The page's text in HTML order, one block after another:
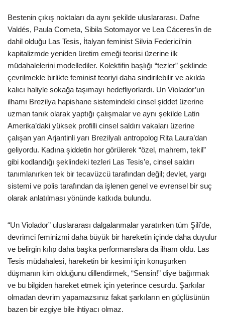
Bestenin çıkış noktaları da aynı şekilde uluslararası. Dafne
Valdés, Paula Cometa, Sibila Sotomayor ve Lea Cáceres’in de
dahil olduğu Las Tesis, İtalyan feminist Silvia Federici’nin
kapitalizmde yeniden üretim emeği teorisi üzerine ilk
müdahalelerini modellediler. Kolektifin başlığı “tezler” şeklinde
çevrilmekle birlikte feminist teoriyi daha sindirilebilir ve akılda
kalıcı haliyle sokağa taşımayı hedefliyorlardı. Un Violador’un
ilhamı Brezilya hapishane sistemindeki cinsel şiddet üzerine
uzman tanık olarak yaptığı çalışmalar ve aynı şekilde Latin
Amerika’daki yüksek profilli cinsel saldırı vakaları üzerine
çalışan yarı Arjantinli yarı Brezilyalı antropolog Rita Laura’dan
geliyordu. Kadına şiddetin hor görülerek “özel, mahrem, tekil”
gibi kodlandığı şeklindeki tezleri Las Tesis’e, cinsel saldırı
tanımlanırken tek bir tecavüzcü tarafından değil; devlet, yargı
sistemi ve polis tarafından da işlenen genel ve evrensel bir suç
olarak anlatılması yönünde katkıda bulundu.
“Un Violador” uluslararası dalgalanmalar yaratırken tüm Şili’de,
devrimci feminizmi daha büyük bir hareketin içinde daha duyulur
ve belirgin kılıp daha başka performanslara da ilham oldu. Las
Tesis müdahalesi, hareketin bir kesimi için konuşurken
düşmanın kim olduğunu dillendirmek, “Sensin!” diye bağırmak
ve bu bilgiden hareket etmek için yeterince cesurdu. Şarkılar
olmadan devrim yapamazsınız fakat şarkıların en güçlüsünün
bazen bir ezgiye bile ihtiyacı olmaz.